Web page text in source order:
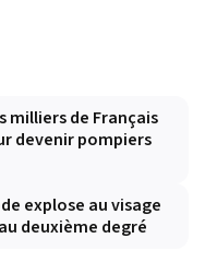
milliers de Français
devenir pompiers
explose au visage
deuxième degré